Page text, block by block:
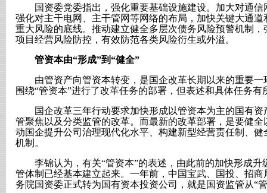
国资委党委指出，强化重要基础设施建设。加大对通信
强化对主干电网、主干管网等网络的布局，加快关键大通
重大风险的底线。推动建立健全多层次债务风险预警机制
项目经营风险防控，有效防范各类风险衍生或外溢。
管资本由“形成”到“健全”
由管资产向管资本转变，是国企改革长期以来的重要一
围绕“管资本”进行了改革任务的部署，但表述和具体任务有
国企改革三年行动要求加快形成以管资本为主的国有资
管聚焦以及分类监管的改革。而最新的改革部署，是要健
动国企提升公司治理现代化水平、构建新型经营责任制、
机制。
李锦认为，有关“管资本”的表述，由此前的加快形成升
管体制已经基本建立起来。一年前，中国宝武、国投、招
务院国资委正式转为国有资本投资公司，就是国资监管从“